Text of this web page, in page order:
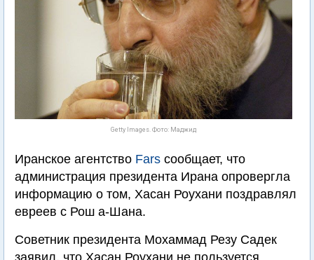
Getty Images. Фото: Маджид
Иранское агентство Fars сообщает, что
администрация президента Ирана опровергла
информацию о том, Хасан Роухани поздравлял
евреев с Рош а-Шана.
Советник президента Мохаммад Резу Садек
заявил, что Хасан Роухани не пользуется